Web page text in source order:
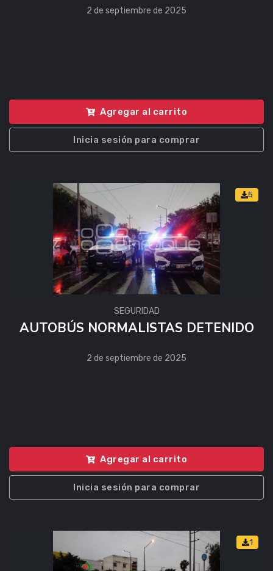
2 de septiembre de 2025
Agregar al carrito
Inicia sesión para comprar
5
SEGURIDAD
AUTOBÚS NORMALISTAS DETENIDO
2 de septiembre de 2025
Agregar al carrito
Inicia sesión para comprar
1